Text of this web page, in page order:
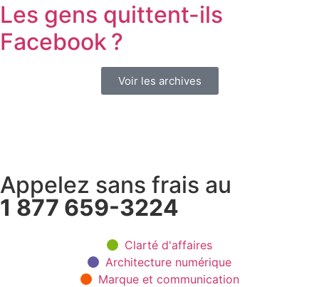
Les gens quittent-ils
Facebook ?
Voir les archives
Appelez sans frais au
1 877 659-3224
Clarté d'affaires
Architecture numérique
Marque et communication